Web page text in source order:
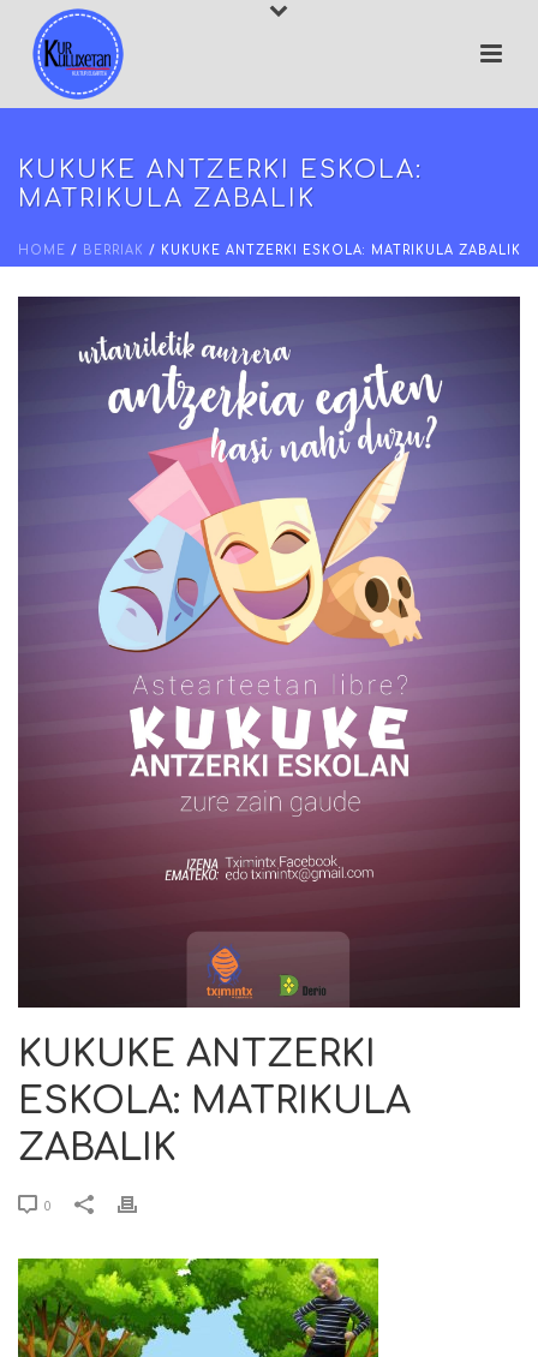
KUKUKE ANTZERKI ESKOLA:
MATRIKULA ZABALIK
HOME / BERRIAK / KUKUKE ANTZERKI ESKOLA: MATRIKULA ZABALIK
KUKUKE ANTZERKI
ESKOLA: MATRIKULA
ZABALIK
0